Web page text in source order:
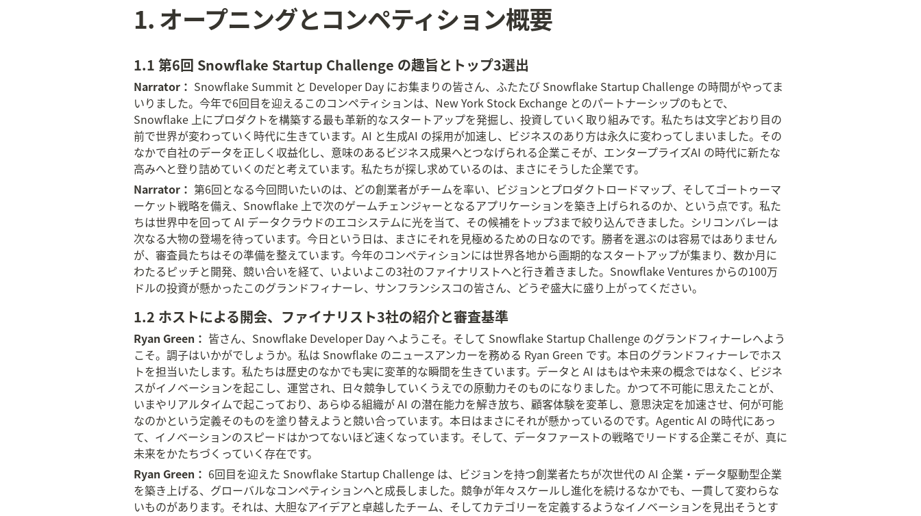
1. オープニングとコンペティション概要
1.1 第6回 Snowflake Startup Challenge の趣旨とトップ3選出
Narrator： Snowflake Summit と Developer Day にお集まりの皆さん、ふたたび Snowflake Startup Challenge の時間がやってま
いりました。今年で6回目を迎えるこのコンペティションは、New York Stock Exchange とのパートナーシップのもとで、
Snowflake 上にプロダクトを構築する最も革新的なスタートアップを発掘し、投資していく取り組みです。私たちは文字どおり目の
前で世界が変わっていく時代に生きています。AI と生成AI の採用が加速し、ビジネスのあり方は永久に変わってしまいました。その
なかで自社のデータを正しく収益化し、意味のあるビジネス成果へとつなげられる企業こそが、エンタープライズAI の時代に新たな
高みへと登り詰めていくのだと考えています。私たちが探し求めているのは、まさにそうした企業です。
Narrator： 第6回となる今回問いたいのは、どの創業者がチームを率い、ビジョンとプロダクトロードマップ、そしてゴートゥーマ
ーケット戦略を備え、Snowflake 上で次のゲームチェンジャーとなるアプリケーションを築き上げられるのか、という点です。私た
ちは世界中を回って AI データクラウドのエコシステムに光を当て、その候補をトップ3まで絞り込んできました。シリコンバレーは
次なる大物の登場を待っています。今日という日は、まさにそれを見極めるための日なのです。勝者を選ぶのは容易ではありません
が、審査員たちはその準備を整えています。今年のコンペティションには世界各地から画期的なスタートアップが集まり、数か月に
わたるピッチと開発、競い合いを経て、いよいよこの3社のファイナリストへと行き着きました。Snowflake Ventures からの100万
ドルの投資が懸かったこのグランドフィナーレ、サンフランシスコの皆さん、どうぞ盛大に盛り上がってください。
1.2 ホストによる開会、ファイナリスト3社の紹介と審査基準
Ryan Green： 皆さん、Snowflake Developer Day へようこそ。そして Snowflake Startup Challenge のグランドフィナーレへよう
こそ。調子はいかがでしょうか。私は Snowflake のニュースアンカーを務める Ryan Green です。本日のグランドフィナーレでホス
トを担当いたします。私たちは歴史のなかでも実に変革的な瞬間を生きています。データと AI はもはや未来の概念ではなく、ビジネ
スがイノベーションを起こし、運営され、日々競争していくうえでの原動力そのものになりました。かつて不可能に思えたことが、
いまやリアルタイムで起こっており、あらゆる組織が AI の潜在能力を解き放ち、顧客体験を変革し、意思決定を加速させ、何が可能
なのかという定義そのものを塗り替えようと競い合っています。本日はまさにそれが懸かっているのです。Agentic AI の時代にあっ
て、イノベーションのスピードはかつてないほど速くなっています。そして、データファーストの戦略でリードする企業こそが、真に
未来をかたちづくっていく存在です。
Ryan Green： 6回目を迎えた Snowflake Startup Challenge は、ビジョンを持つ創業者たちが次世代の AI 企業・データ駆動型企業
を築き上げる、グローバルなコンペティションへと成長しました。競争が年々スケールし進化を続けるなかでも、一貫して変わらな
いものがあります。それは、大胆なアイデアと卓越したチーム、そしてカテゴリーを定義するようなイノベーションを見出そうとす